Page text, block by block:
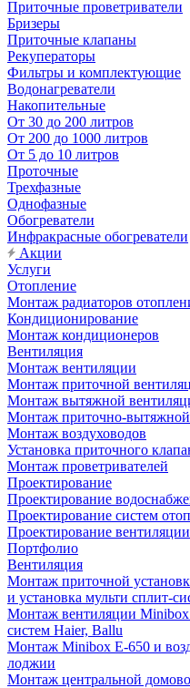
Приточные проветриватели
Бризеры
Приточные клапаны
Рекуператоры
Фильтры и комплектующие
Водонагреватели
Накопительные
От 30 до 200 литров
От 200 до 1000 литров
От 5 до 10 литров
Проточные
Трехфазные
Однофазные
Обогреватели
Инфракрасные обогреватели
Акции
Услуги
Отопление
Монтаж радиаторов
Кондиционирование
Монтаж кондиционеров
Вентиляция
Монтаж вентиляции
Монтаж приточной
Монтаж вытяжной
Монтаж приточно-
Монтаж воздуховодов
Установка приточного
Монтаж проветривателей
Проектирование
Проектирование
Проектирование систем
Проектирование вентиляции
Портфолио
Вентиляция
Монтаж приточной
и установка мульти сплит-
Монтаж вентиляции
систем Haier, Ballu
Монтаж Minibox E-650 и
лоджии
Монтаж центральной